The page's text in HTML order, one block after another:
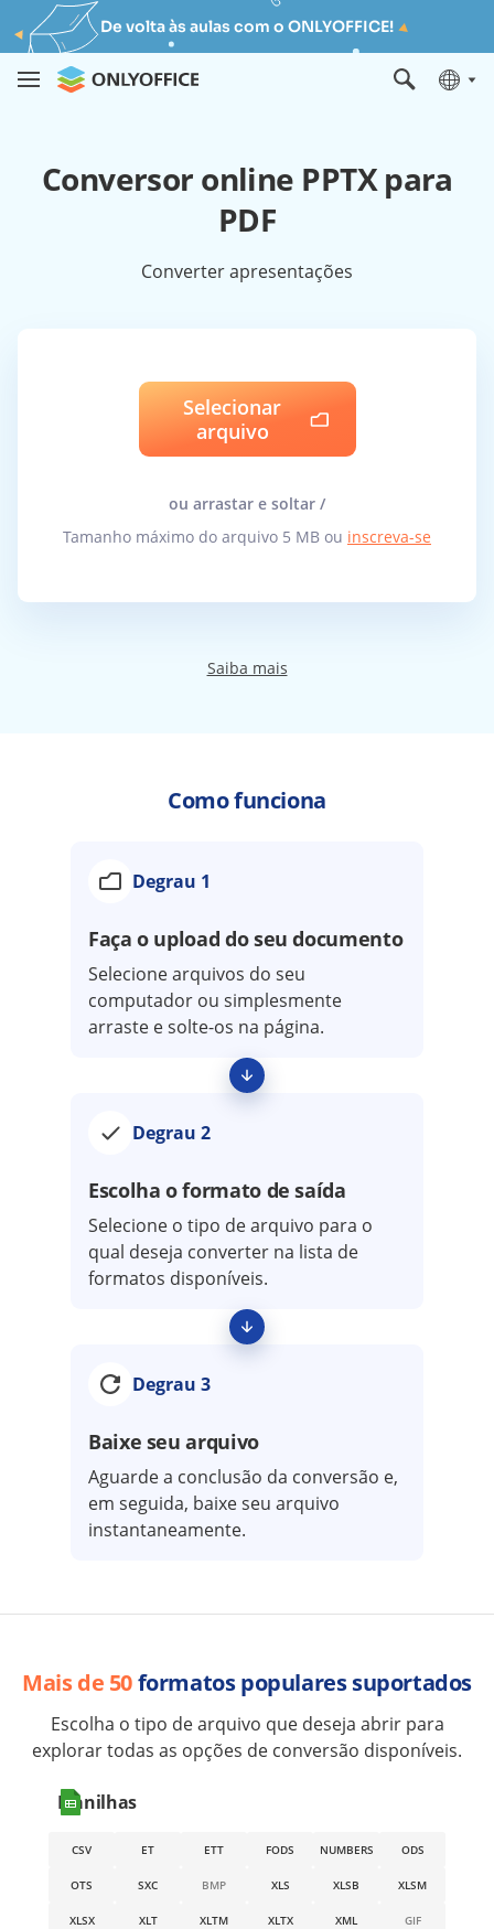
De volta às aulas com o ONLYOFFICE!
Conversor online PPTX para
PDF
Converter apresentações
Selecionar
arquivo
ou arrastar e soltar /
Tamanho máximo do arquivo 5 MB ou inscreva-se
Saiba mais
Como funciona
Degrau 1
Faça o upload do seu documento
Selecione arquivos do seu
computador ou simplesmente
arraste e solte-os na página.
Degrau 2
Escolha o formato de saída
Selecione o tipo de arquivo para o
qual deseja converter na lista de
formatos disponíveis.
Degrau 3
Baixe seu arquivo
Aguarde a conclusão da conversão e,
em seguida, baixe seu arquivo
instantaneamente.
Mais de 50formatos populares suportados
Escolha o tipo de arquivo que deseja abrir para
explorar todas as opções de conversão disponíveis.
Planilhas
CSV ET ETT FODS NUMBERS ODS
OTS SXC BMP XLS XLSB XLSM
XLSX XLT XLTM XLTX XML GIF